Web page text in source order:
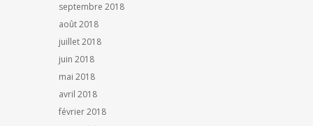
septembre 2018
août 2018
juillet 2018
juin 2018
mai 2018
avril 2018
février 2018